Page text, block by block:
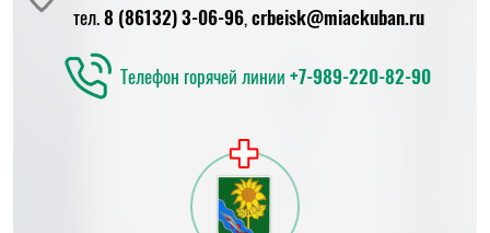
тел.8 (86132) 3-06-96,crbeisk@miackuban.ru
Телефон горячей линии +7-989-220-82-90